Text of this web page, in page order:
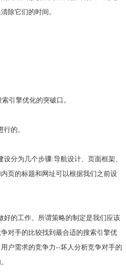
除它们的时间。
引擎优化的突破口。
的。
分为几个步骤:导航设计、页面框架、
页的标题和网址可以根据我们之前设
的工作。所谓策略的制定是我们应该
对手的比较找到最合适的搜索引擎优
户需求的竞争力--坏人分析竞争对手的